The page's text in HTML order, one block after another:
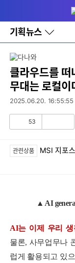
와
홈
기획뉴스
바
로
레
이
어
창
토
클라우드를
무대는 로컬이
2025.06.20. 16:55:55
공53
관련상품
▲ AI
AI는 이제 우리 생
물론, 사무업무나
럽게 활용되고 있